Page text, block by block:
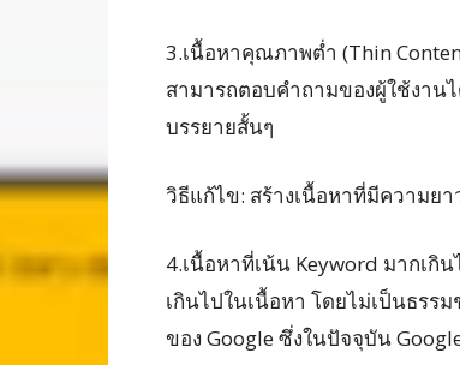
3.เนื้อหาคุณภาพต่ำ (Thin
สามารถตอบคำถามของผู้ใช้งาน
บรรยายสั้นๆ
วิธีแก้ไข: สร้างเนื้อหาที่มีความย
4.เนื้อหาที่เน้น Keyword มากเกิ
เกินไปในเนื้อหา โดยไม่เป็นธร
ของ Google ซึ่งในปัจจุบัน